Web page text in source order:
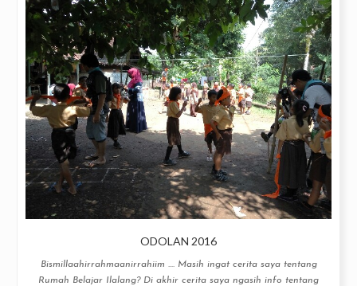
ODOLAN 2016
Bismillaahirrahmaanirrahiim .... Masih ingat cerita saya tentang
Rumah Belajar Ilalang? Di akhir cerita saya ngasih info tentang